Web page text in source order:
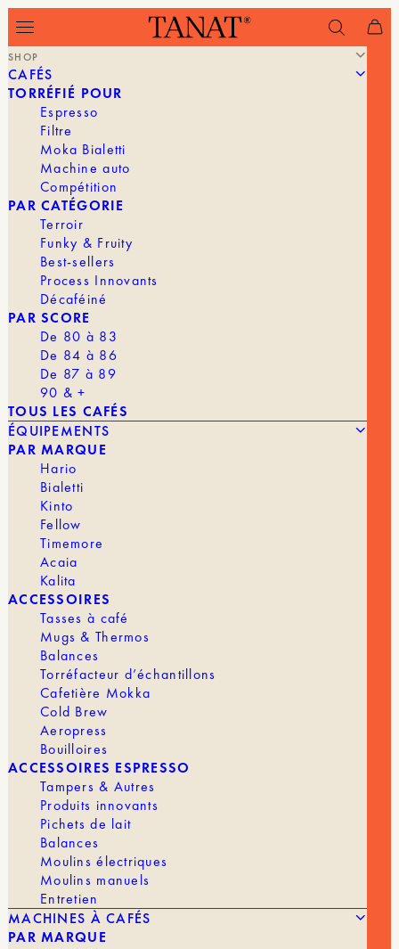
SHOP
CAFÉS
TORRÉFIÉ POUR
Espresso
Filtre
Moka Bialetti
Machine auto
Compétition
PAR CATÉGORIE
Terroir
Funky & Fruity
Best-sellers
Process Innovants
Décaféiné
PAR SCORE
De 80 à 83
De 84 à 86
De 87 à 89
90 & +
TOUS LES CAFÉS
ÉQUIPEMENTS
PAR MARQUE
Hario
Bialetti
Kinto
Fellow
Timemore
Acaia
Kalita
ACCESSOIRES
Tasses à café
Mugs & Thermos
Balances
Torréfacteur d’échantillons
Cafetière Mokka
Cold Brew
Aeropress
Bouilloires
ACCESSOIRES ESPRESSO
Tampers & Autres
Produits innovants
Pichets de lait
Balances
Moulins électriques
Moulins manuels
Entretien
MACHINES À CAFÉS
PAR MARQUE
25,90€
MARQUE
À CAFÉ (V60)